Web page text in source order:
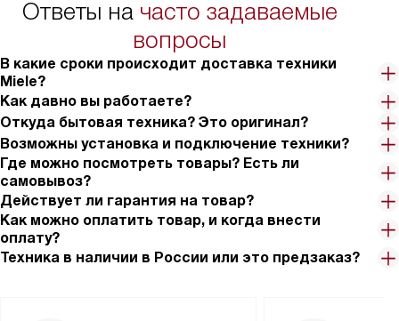
Ответы на часто задаваемые
вопросы
В какие сроки происходит доставка техники
Miele?
Как давно вы работаете?
Откуда бытовая техника? Это оригинал?
Возможны установка и подключение техники?
Где можно посмотреть товары? Есть ли
самовывоз?
Действует ли гарантия на товар?
Как можно оплатить товар, и когда внести
оплату?
Техника в наличии в России или это предзаказ?